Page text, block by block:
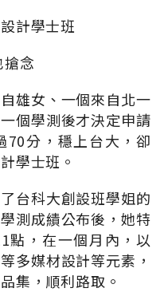
計學士班
念
雄女、一個來自北一
個學測後才決定申請
70分，穩上台大，卻
學士班。
台科大創設班學姐的
測成績公布後，她特
點，在一個月內，以
多媒材設計等元素，
集，順利路取。